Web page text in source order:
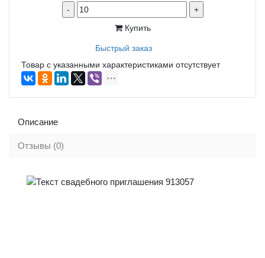
-
+
Купить
Быстрый заказ
Товар с указанными характеристиками отсутствует
Описание
Отзывы (0)